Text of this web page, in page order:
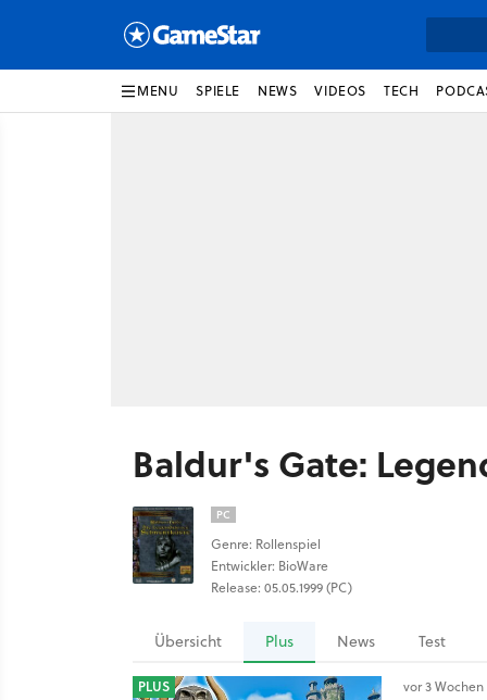
MENU SPIELE NEWS VIDEOS TECH
Baldur's Gate:
PC
Genre: Rollenspiel
Entwickler: BioWare
Release: 05.05.1999 (PC)
Übersicht Plus News Test
PLUS vor 3 Wochen